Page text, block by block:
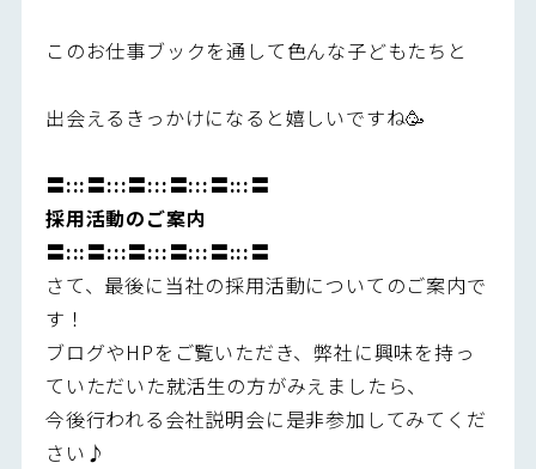
このお仕事ブックを通して色んな子どもたちと
出会えるきっかけになると嬉しいですね🥳
〓:::〓:::〓:::〓:::〓:::〓
採用活動のご案内
〓:::〓:::〓:::〓:::〓:::〓
さて、最後に当社の採用活動についてのご案内で
す！
ブログやHPをご覧いただき、弊社に興味を持っ
ていただいた就活生の方がみえましたら、
今後行われる会社説明会に是非参加してみてくだ
さい♪